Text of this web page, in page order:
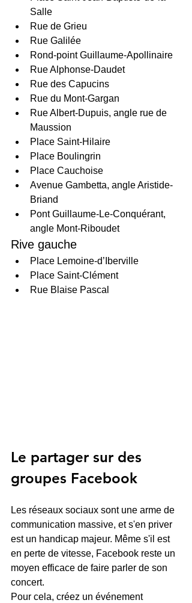
Salle
Rue de Grieu
Rue Galilée
Rond-point Guillaume-Apollinaire
Rue Alphonse-Daudet
Rue des Capucins
Rue du Mont-Gargan
Rue Albert-Dupuis, angle rue de
Maussion
Place Saint-Hilaire
Place Boulingrin
Place Cauchoise
Avenue Gambetta, angle Aristide-
Briand
Pont Guillaume-Le-Conquérant,
angle Mont-Riboudet
Rive gauche
Place Lemoine-d’Iberville
Place Saint-Clément
Rue Blaise Pascal
Le partager sur des
groupes Facebook
Les réseaux sociaux sont une arme de
communication massive, et s'en priver
est un handicap majeur. Même s'il est
en perte de vitesse, Facebook reste un
moyen efficace de faire parler de son
concert.
Pour cela, créez un événement